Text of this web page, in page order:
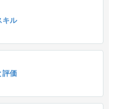
キル
評価